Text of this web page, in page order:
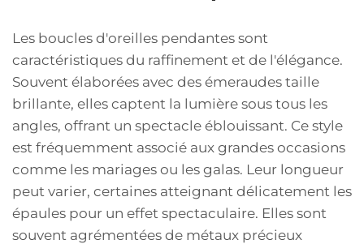
Les boucles d'oreilles pendantes sont
caractéristiques du raffinement et de l'élégance.
Souvent élaborées avec des émeraudes taille
brillante, elles captent la lumière sous tous les
angles, offrant un spectacle éblouissant. Ce style
est fréquemment associé aux grandes occasions
comme les mariages ou les galas. Leur longueur
peut varier, certaines atteignant délicatement les
épaules pour un effet spectaculaire. Elles sont
souvent agrémentées de métaux précieux